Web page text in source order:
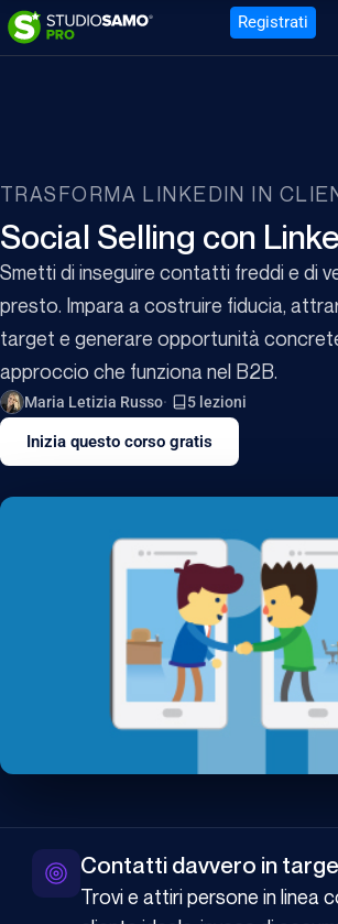
Registrati
TRASFORMA LINKEDIN IN
Social Selling con
Smetti di inseguire contatti freddi e di
presto. Impara a costruire fiducia,
target e generare opportunità
approccio che funziona nel B2B.
Maria Letizia Russo 5 lezioni
Inizia questo corso gratis
Contatti davvero in
Trovi e attiri persone in linea